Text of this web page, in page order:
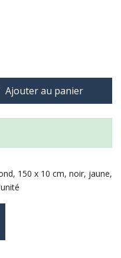
Ajouter au panier
150 x 10 cm, noir, jaune,